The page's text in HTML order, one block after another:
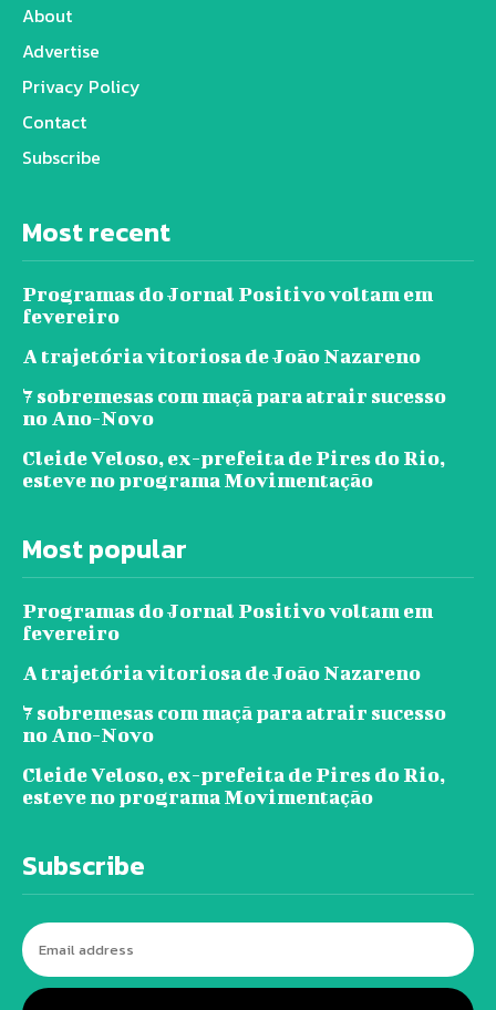
About
Advertise
Privacy Policy
Contact
Subscribe
Most recent
Programas do Jornal Positivo voltam em
fevereiro
A trajetória vitoriosa de João Nazareno
7 sobremesas com maçã para atrair sucesso
no Ano-Novo
Cleide Veloso, ex-prefeita de Pires do Rio,
esteve no programa Movimentação
Most popular
Programas do Jornal Positivo voltam em
fevereiro
A trajetória vitoriosa de João Nazareno
7 sobremesas com maçã para atrair sucesso
no Ano-Novo
Cleide Veloso, ex-prefeita de Pires do Rio,
esteve no programa Movimentação
Subscribe